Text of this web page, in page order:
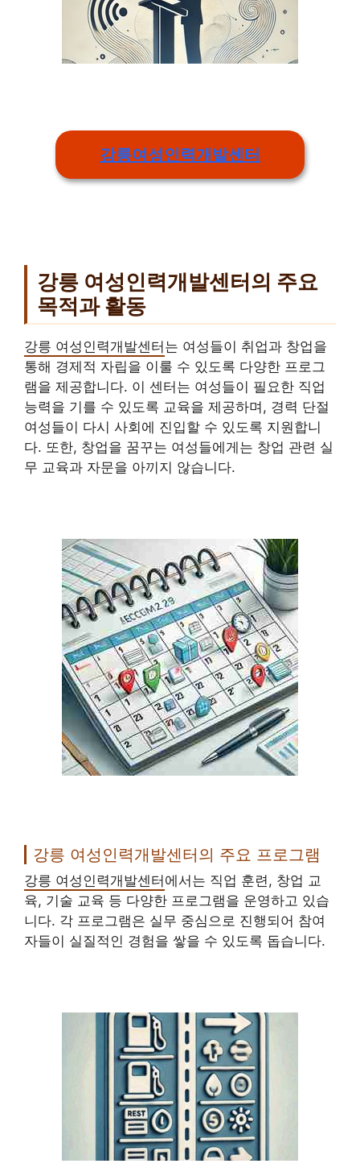
강릉여성인력개발센터
강릉 여성인력개발센터의 주요
목적과 활동
강릉 여성인력개발센터 는 여성들이 취업과 창업을
통해 경제적 자립을 이룰 수 있도록 다양한 프로그
램을 제공합니다. 이 센터는 여성들이 필요한 직업
능력을 기를 수 있도록 교육을 제공하며, 경력 단절
여성들이 다시 사회에 진입할 수 있도록 지원합니
다. 또한, 창업을 꿈꾸는 여성들에게는 창업 관련 실
무 교육과 자문을 아끼지 않습니다.
강릉 여성인력개발센터의 주요 프로그램
강릉 여성인력개발센터 에서는 직업 훈련, 창업 교
육, 기술 교육 등 다양한 프로그램을 운영하고 있습
니다. 각 프로그램은 실무 중심으로 진행되어 참여
자들이 실질적인 경험을 쌓을 수 있도록 돕습니다.